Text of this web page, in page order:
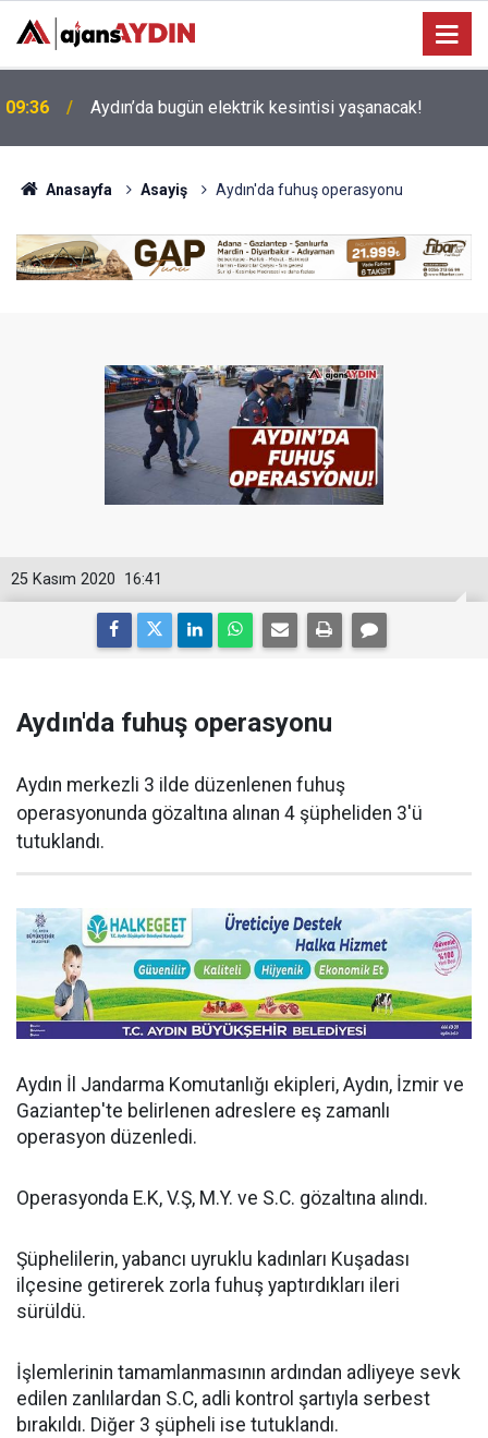
09:22 Nazilli’nin sevilen ismi Samet vefat etti
Anasayfa Asayiş Aydın'da fuhuş operasyonu
16:41
25 Kasım 2020
Aydın'da fuhuş operasyonu
Aydın merkezli 3 ilde düzenlenen fuhuş
operasyonunda gözaltına alınan 4 şüpheliden 3'ü
tutuklandı.
Aydın İl Jandarma Komutanlığı ekipleri, Aydın, İzmir ve
Gaziantep'te belirlenen adreslere eş zamanlı
operasyon düzenledi.
Operasyonda E.K, V.Ş, M.Y. ve S.C. gözaltına alındı.
Şüphelilerin, yabancı uyruklu kadınları Kuşadası
ilçesine getirerek zorla fuhuş yaptırdıkları ileri
sürüldü.
İşlemlerinin tamamlanmasının ardından adliyeye sevk
edilen zanlılardan S.C, adli kontrol şartıyla serbest
bırakıldı. Diğer 3 şüpheli ise tutuklandı.